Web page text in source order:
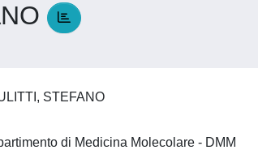
STEFANO
di Medicina Molecolare - DMM